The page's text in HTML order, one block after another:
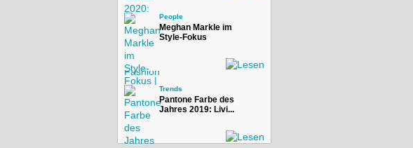
People
Meghan Markle im
Style-Fokus
Trends
Pantone Farbe des
Jahres 2019: Livi...